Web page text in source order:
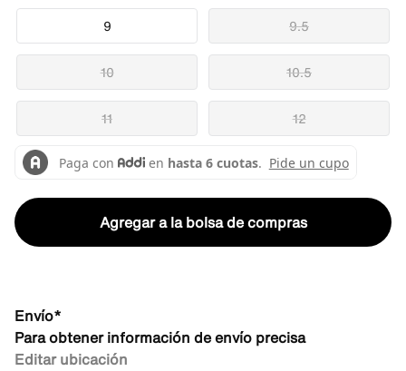
9 9.5
10 10.5
11 12
Agregar a la bolsa de compras
Envío*
Para obtener información de envío precisa
Editar ubicación